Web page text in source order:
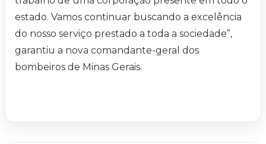
estado. Vamos continuar buscando a excelência
do nosso serviço prestado a toda a sociedade”,
garantiu a nova comandante-geral dos
bombeiros de Minas Gerais.